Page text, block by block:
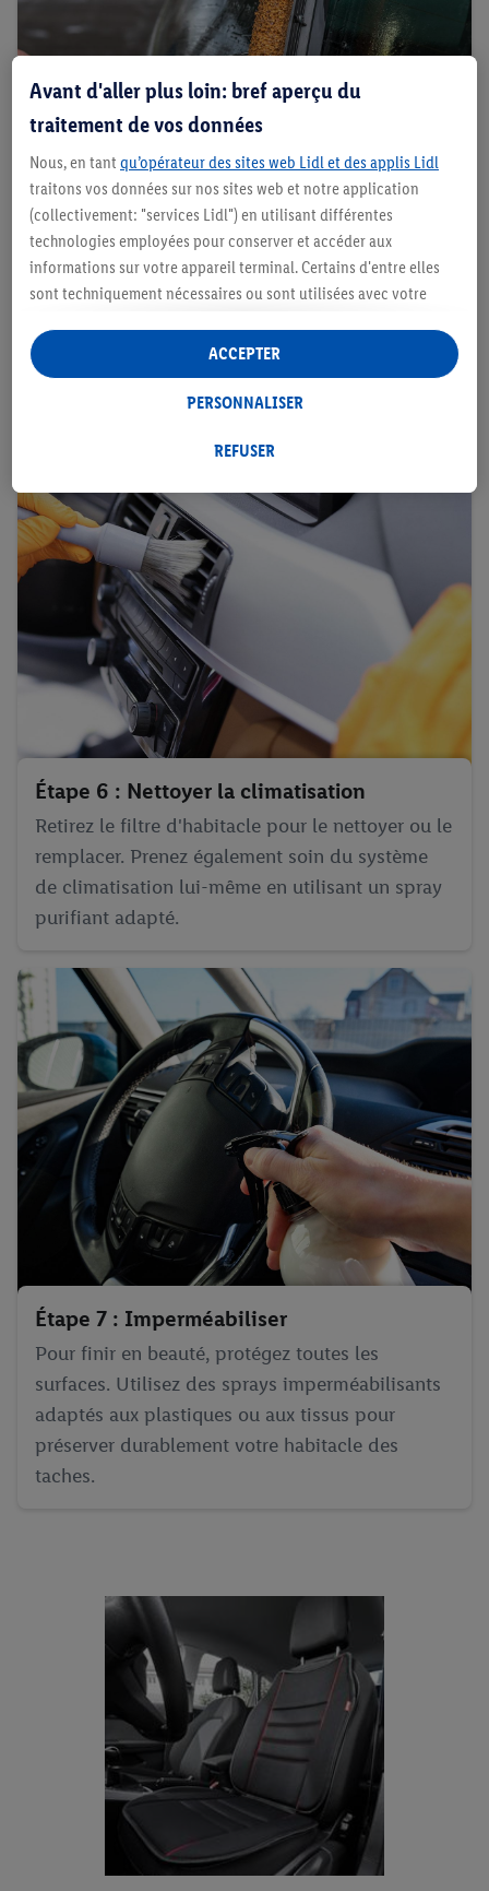
Étape 5 : Nettoyer les vitres
Nettoyez toutes les vitres, à l'intérieur comme à
l'extérieur, avec un nettoyant pour vitres et un
chiffon microfibre. N'oubliez pas de passer sur
Étape 6 : Nettoyer la climatisation
Retirez le filtre d'habitacle pour le nettoyer ou le
remplacer. Prenez également soin du système
de climatisation lui-même en utilisant un spray
purifiant adapté.
Étape 7 : Imperméabiliser
Pour finir en beauté, protégez toutes les
surfaces. Utilisez des sprays imperméabilisants
adaptés aux plastiques ou aux tissus pour
préserver durablement votre habitacle des
taches.
Avant d'aller plus loin: bref aperçu du
traitement de vos données
Nous, en tant qu’opérateur des sites web Lidl et des applis Lidl
traitons vos données sur nos sites web et notre application
(collectivement: "services Lidl") en utilisant différentes
technologies employées pour conserver et accéder aux
informations sur votre appareil terminal. Certains d'entre elles
sont techniquement nécessaires ou sont utilisées avec votre
des statistiques ou pour des publicités personnalisées au sein
et en dehors des services Lidl. Si vous participez au programme
Lidl Plus, les données issues de votre comportement d’achat en
Sous « Personnaliser », vous pouvez autoriser des finalités
traitement des données.
En cliquant sur « Refuser », vous pouvez autoriser uniquement
l’utilisation des technologies nécessaires. En cliquant sur «
Accepter », vous autorisez tous les traitements pour toutes les
finalités susmentionnées. Vous trouverez de plus amples
informations sur la durée de conservation des données et votre
droit de révoquer votre consentement à tout moment avec effet
pour l’avenir dans notredéclaration relative à la protection des
Vous trouverez les impressions ici.
REFUSER
PERSONNALISER
ACCEPTER